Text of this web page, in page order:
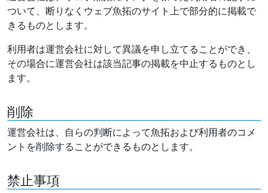
ついて、断りなくウェブ魚拓のサイト上で部分的に掲載で
きるものとします。
利用者は運営会社に対して異議を申し立てることができ、
その場合に運営会社は該当記事の掲載を中止するものとし
ます。
削除
運営会社は、自らの判断によって魚拓および利用者のコメ
ントを削除することができるものとします。
禁止事項